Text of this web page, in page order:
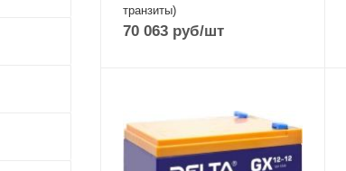
транзиты)
70 063 руб/шт